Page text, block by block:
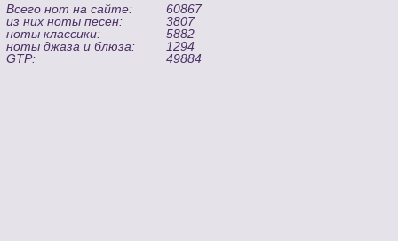
Всего нот на сайте:
60867
из них ноты песен:
3807
ноты классики:
5882
ноты джаза и блюза:
1294
GTP:
49884